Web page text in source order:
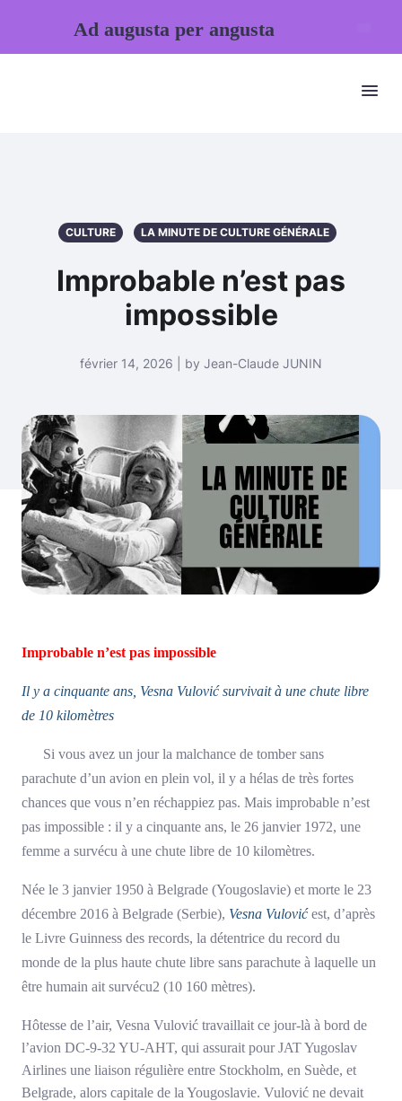
CULTURE LA MINUTE DE CULTURE GÉNÉRALE
Improbable n’est pas
impossible
février 14, 2026 | by Jean-Claude JUNIN
Improbable n’est pas impossible
Il y a cinquante ans, Vesna Vulović survivait à une chute libre
de 10 kilomètres
Si vous avez un jour la malchance de tomber sans
parachute d’un avion en plein vol, il y a hélas de très fortes
chances que vous n’en réchappiez pas. Mais improbable n’est
pas impossible : il y a cinquante ans, le 26 janvier 1972, une
femme a survécu à une chute libre de 10 kilomètres.
Née le 3 janvier 1950 à Belgrade (Yougoslavie) et morte le 23
décembre 2016 à Belgrade (Serbie), Vesna Vulovićest, d’après
le Livre Guinness des records, la détentrice du record du
monde de la plus haute chute libre sans parachute à laquelle un
être humain ait survécu2 (10 160 mètres).
Hôtesse de l’air, Vesna Vulović travaillait ce jour-là à bord de
l’avion DC-9-32 YU-AHT, qui assurait pour JAT Yugoslav
Airlines une liaison régulière entre Stockholm, en Suède, et
Belgrade, alors capitale de la Yougoslavie. Vulović ne devait
Ad augusta per angusta